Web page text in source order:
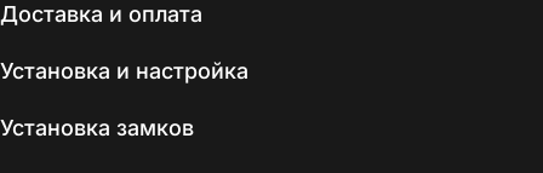
Доставка и оплата
Установка и настройка
Установка замков